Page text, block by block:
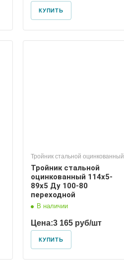
КУПИТЬ
Тройник стальной оцинкованный
Тройник стальной
оцинкованный 114х5-
89х5 Ду 100-80
переходной
В наличии
Цена:3 165 руб/шт
КУПИТЬ